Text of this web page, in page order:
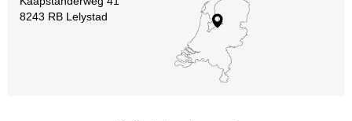
8243 RB Lelystad